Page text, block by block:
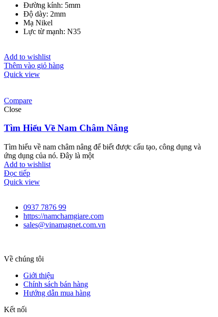
Đường kính: 5mm
Độ dày: 2mm
Mạ Nikel
Lực từ mạnh: N35
Add to wishlist
Thêm vào giỏ hàng
Quick view
Compare
Close
Tìm Hiểu Về Nam Châm Nâng
Tìm hiểu về nam châm nâng để biết được cấu tạo, công dụng và
ứng dụng của nó. Đây là một
Add to wishlist
Đọc tiếp
Quick view
0937 7876 99
https://namchamgiare.com
sales@vinamagnet.com.vn
Về chúng tôi
Giới thiệu
Chính sách bán hàng
Hướng dẫn mua hàng
Kết nối